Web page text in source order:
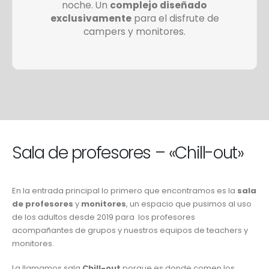
noche. Un complejo diseñado
exclusivamentepara el disfrute de
campers y monitores.
Sala de profesores – «Chill-out»
En la entrada principal lo primero que encontramos es la sala
de profesores y monitores, un espacio que pusimos al uso
de los adultos desde 2019 para los profesores
acompañantes de grupos y nuestros equipos de teachers y
monitores.